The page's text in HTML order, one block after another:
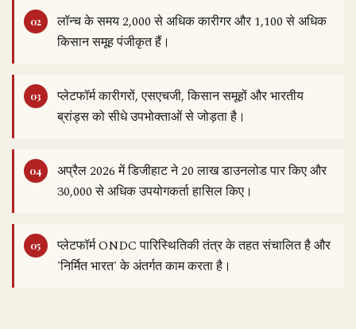
लॉन्च के समय 2,000 से अधिक कारीगर और 1,100 से अधिक
किसान समूह पंजीकृत हैं।
प्लेटफॉर्म कारीगरों, एसएचजी, किसान समूहों और भारतीय
ब्रांड्स को सीधे उपभोक्ताओं से जोड़ता है।
अप्रैल 2026 में डिजीहाट ने 20 लाख डाउनलोड पार किए और
30,000 से अधिक उपयोगकर्ता हासिल किए।
प्लेटफॉर्म ONDC पारिस्थितिकी तंत्र के तहत संचालित है और
'निर्मित भारत' के अंतर्गत काम करता है।